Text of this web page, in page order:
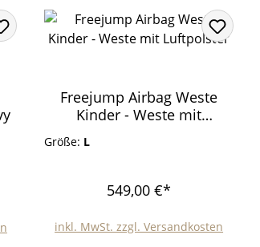
Freejump Airbag Weste
Kinder - Weste mit
Größe: L
549,00 €*
inkl. MwSt. zzgl. Versandkosten